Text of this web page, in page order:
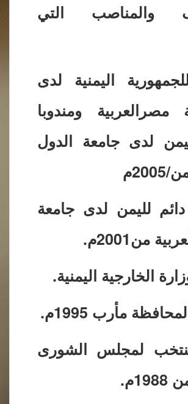
والمناصب التي
اليمنية لدى
مصرالعربية ومندوبا
لدى جامعة الدول
لليمن لدى جامعة
من2001م.
الخارجية اليمنية.
مأرب 1995م.
لمجلس الشورى